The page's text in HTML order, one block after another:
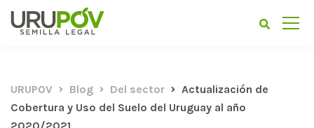
URUPOV Blog Del sector
Actualización de
Cobertura y Uso del Suelo del Uruguay al año